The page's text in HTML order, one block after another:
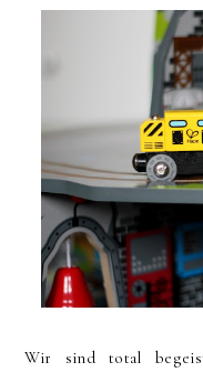
Wir sind total